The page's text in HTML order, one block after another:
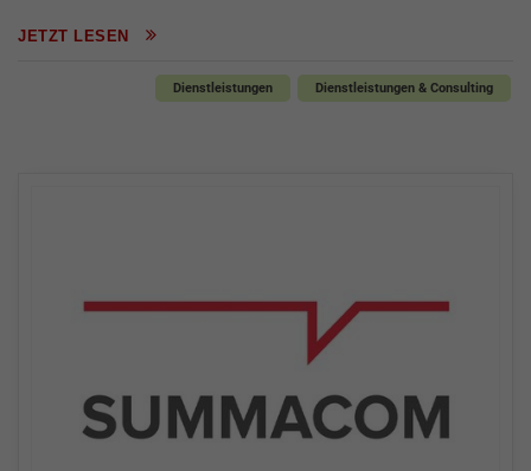
JETZT LESEN
Dienstleistungen Dienstleistungen & Consulting